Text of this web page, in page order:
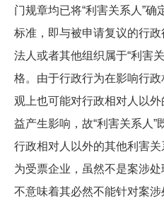
门规章均已将“利害关系人”
标准，即与被申请复议的行政
法人或者其他组织属于“利害
格。由于行政行为在影响行
观上也可能对行政相对人以
益产生影响，故“利害关系人
行政相对人以外的其他利害
为受票企业，虽然不是案涉
不意味着其必然不能针对案